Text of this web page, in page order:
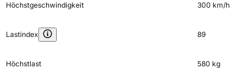
Höchstgeschwindigkeit 300 km/h
Lastindex 89
Höchstlast 580 kg